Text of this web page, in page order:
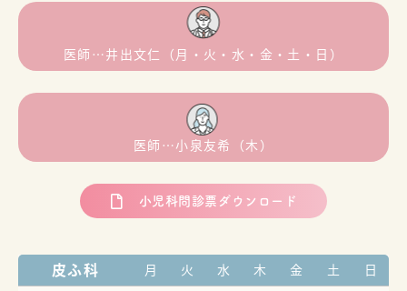
医師…井出文仁（月・火・水・金・土・日）
医師…小泉友希（木）
小児科問診票ダウンロード
皮ふ科 月 火 水 木 金 土 日